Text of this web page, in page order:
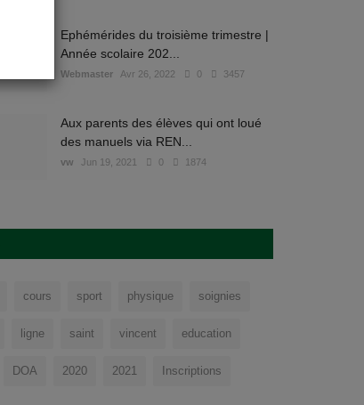
Ephémérides du troisième trimestre |
Année scolaire 202...
Webmaster Avr 26, 2022 0 3457
Aux parents des élèves qui ont loué
des manuels via REN...
vw Jun 19, 2021 0 1874
cours sport physique soignies
ligne saint vincent education
DOA 2020 2021 Inscriptions